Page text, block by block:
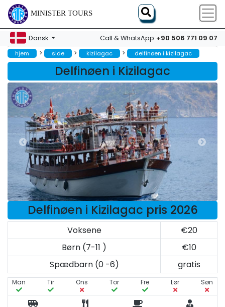
MINISTER TOURS
Dansk Call & WhatsApp +90 506 771 09 07
hjem > side > kizilagac > delfinøen i kizilagac
Delfinøen i Kizilagac
Delfinøen i Kizilagac pris 2026
Voksene
€20
Børn (7-11 )
€10
Spædbarn (0 -6)
gratis
Man Tir Ons Tor Fre Lør Søn